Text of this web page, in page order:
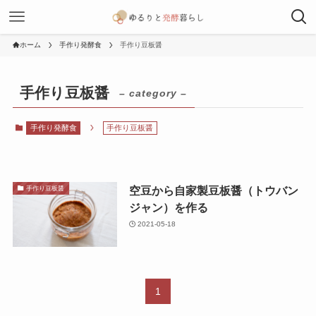
ホーム 手作り発酵食 手作り豆板醤
手作り豆板醤 – category –
手作り発酵食 手作り豆板醤
手作り豆板醤
空豆から自家製豆板醤（トウバン
ジャン）を作る
2021-05-18
1